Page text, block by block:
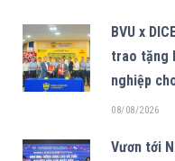
BVU x
trao tặng
nghiệp
08/08/2026
Vươn tới